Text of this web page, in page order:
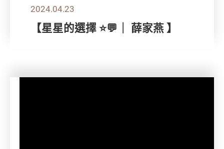
2024.04.23
【星星的選擇 ⭐💬｜ 薛家燕 】